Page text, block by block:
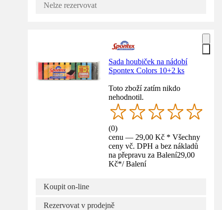
Nelze rezervovat
Sada houbiček na nádobí
Spontex Colors 10+2 ks
Toto zboží zatím nikdo
nehodnotil.
(0)
cenu — 29,00 Kč * Všechny
ceny vč. DPH a bez nákladů
na přepravu za Balení29,00
Kč*/ Balení
Koupit on-line
Rezervovat v prodejně